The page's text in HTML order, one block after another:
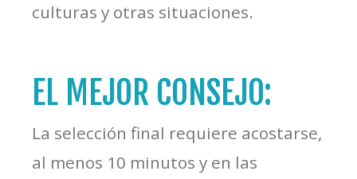
culturas y otras situaciones.
EL MEJOR CONSEJO:
La selección final requiere acostarse,
al menos 10 minutos y en las